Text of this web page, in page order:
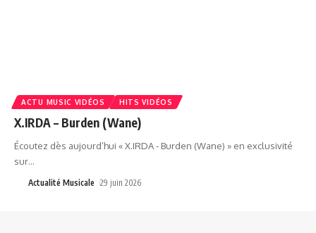
ACTU MUSIC VIDÉOS HITS VIDÉOS
X.IRDA – Burden (Wane)
Écoutez dès aujourd’hui « X.IRDA - Burden (Wane) » en exclusivité
sur…
Actualité Musicale 29 juin 2026